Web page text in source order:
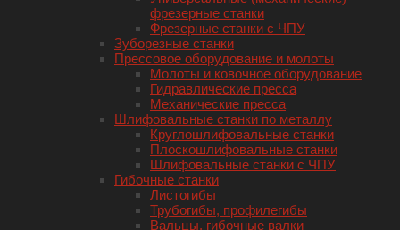
фрезерные станки
Фрезерные станки с ЧПУ
Зуборезные станки
Прессовое оборудование и молоты
Молоты и ковочное оборудование
Гидравлические пресса
Механические пресса
Шлифовальные станки по металлу
Круглошлифовальные станки
Плоскошлифовальные станки
Шлифовальные станки с ЧПУ
Гибочные станки
Листогибы
Трубогибы, профилегибы
Вальцы, гибочные валки